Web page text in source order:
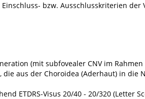
bzw. Ausschlusskriterien der
(mit subfovealer CNV im
die aus der Choroidea (Aderhaut) in die
ETDRS-Visus 20/40 - 20/320 (Letter